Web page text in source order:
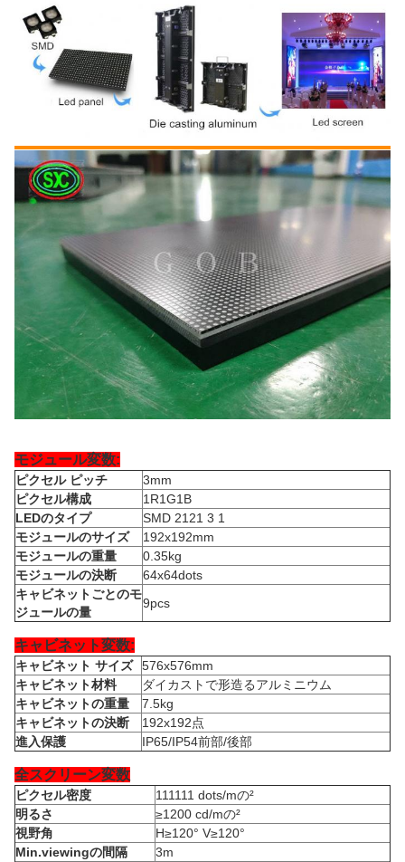
モジュール変数:
ピクセル ピッチ
3mm
ピクセル構成
1R1G1B
LEDのタイプ
SMD 2121 3 1
モジュールのサイズ
192x192mm
モジュールの重量
0.35kg
モジュールの決断
64x64dots
キャビネットごとのモ
ジュールの量
9pcs
キャビネット変数:
キャビネット サイズ
576x576mm
キャビネット材料
ダイカストで形造るアルミニウム
キャビネットの重量
7.5kg
キャビネットの決断
192x192点
進入保護
IP65/IP54前部/後部
全スクリーン変数
ピクセル密度
111111 dots/mの²
明るさ
≥1200 cd/mの²
視野角
H≥120° V≥120°
Min.viewingの間隔
3m